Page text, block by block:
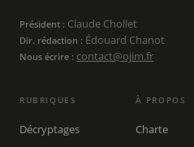
Président : Claude Chollet
Dir. rédaction : Édouard Chanot
Nous écrire : contact@ojim.fr
RUBRIQUES
Décryptages
À PROPOS
Charte